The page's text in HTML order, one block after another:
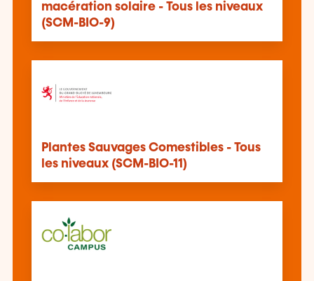
macération solaire - Tous les niveaux
(SCM-BIO-9)
Plantes Sauvages Comestibles - Tous
les niveaux (SCM-BIO-11)